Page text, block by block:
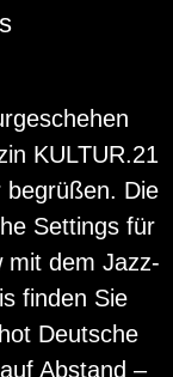
KUL­TUR.21
be­grü­ßen. Die
Set­tings für
mit dem Jazz­
fin­den Sie
Deut­sche
Ab­stand –